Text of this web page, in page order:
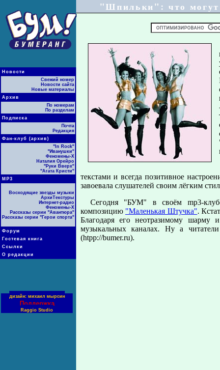
Новости
Свежий номер
Новости сайта
Новые материалы
Архив
По номерам
По разделам
Подписка
Почта
Редакция
Фан-клуб (архив)
"In Rock"
"Иванушки"
Феномены-Х
Наталия Орейро
"Руки Вверх"
"Агата Кристи"
МР3
Восходящие звезды музыки
АрхиТекстуры
Интернет-радио
Феномены-Х
Рассказы серии "Авантюра"
Рассказы серии "Герои спорта"
Форум
Гостевая книга
Ссылки
О редакции
дизайн: михаил мырсин
Поддержка
Raggio Studio
"Шпильки": что могут
текстами и всегда позитивное
завоевала слушателей своим лёгким
Сегодня "БУМ" в своём mp3-
композицию "Маленькая Штучка".
Благодаря его неотразимому
музыкальных каналах. Ну а
(htpp://bumer.ru).